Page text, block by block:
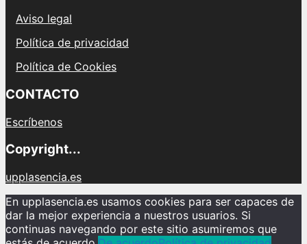
Aviso legal
Política de privacidad
Política de Cookies
CONTACTO
Escríbenos
Copyright...
upplasencia.es
En upplasencia.es usamos cookies para ser capaces de
dar la mejor experiencia a nuestros usuarios. Si
continuas navegando por este sitio asumiremos que